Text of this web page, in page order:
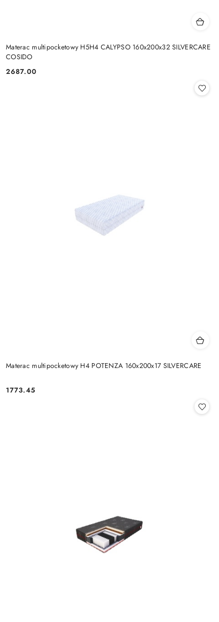
Materac multipocketowy H5H4 CALYPSO 160x200x32 SILVERCARE
COSIDO
Cena:
2687.00
Materac multipocketowy H4 POTENZA 160x200x17 SILVERCARE
Cena:
1773.45